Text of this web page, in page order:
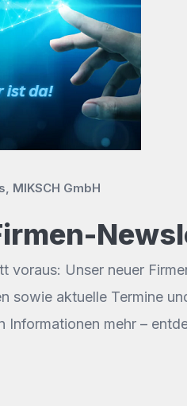
, MIKSCH GmbH
voraus: Unser neuer
sowie aktuelle Termine
Informationen mehr –